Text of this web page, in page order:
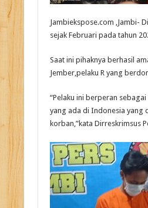
Jambiekspose.com ,Jambi-
sejak Februari pada tahun
Saat ini pihaknya berhasil
Jember,pelaku R yang
“Pelaku ini berperan
yang ada di Indonesia yang
korban,”kata Dirreskrimsus